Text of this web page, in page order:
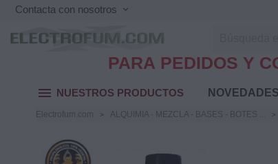
Contacta con nosotros keyboard_arrow_down
PARA PEDIDOS Y
menu NUESTROS PRODUCTOS
Electrofum.com ALQUIMIA - MEZCLA - BASES - BOTES ...